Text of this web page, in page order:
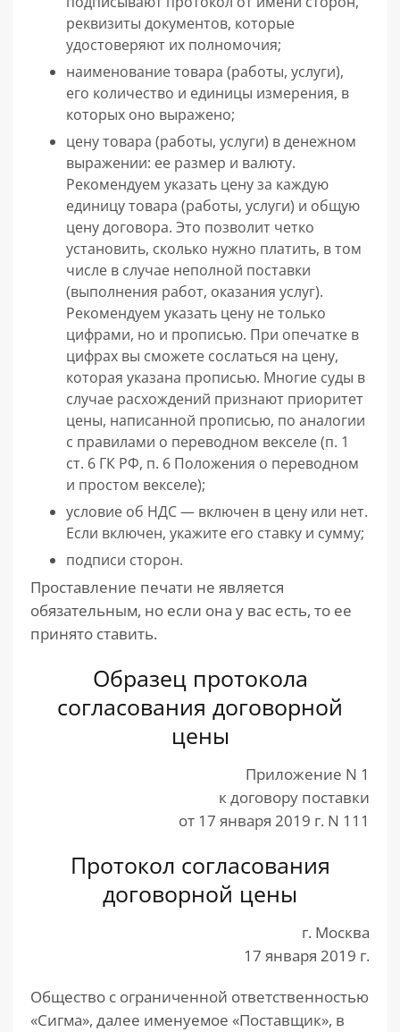
реквизиты документов, которые
удостоверяют их полномочия;
наименование товара (работы, услуги),
его количество и единицы измерения, в
которых оно выражено;
цену товара (работы, услуги) в денежном
выражении: ее размер и валюту.
Рекомендуем указать цену за каждую
единицу товара (работы, услуги) и общую
цену договора. Это позволит четко
установить, сколько нужно платить, в том
числе в случае неполной поставки
(выполнения работ, оказания услуг).
Рекомендуем указать цену не только
цифрами, но и прописью. При опечатке в
цифрах вы сможете сослаться на цену,
которая указана прописью. Многие суды в
случае расхождений признают приоритет
цены, написанной прописью, по аналогии
с правилами о переводном векселе (п. 1
ст. 6 ГК РФ, п. 6 Положения о переводном
и простом векселе);
условие об НДС — включен в цену или нет.
Если включен, укажите его ставку и сумму;
подписи сторон.
Проставление печати не является
обязательным, но если она у вас есть, то ее
принято ставить.
Образец протокола
согласования договорной
цены
Приложение N 1
к договору поставки
от 17 января 2019 г. N 111
Протокол согласования
договорной цены
г. Москва
17 января 2019 г.
Общество с ограниченной ответственностью
«Сигма», далее именуемое «Поставщик», в